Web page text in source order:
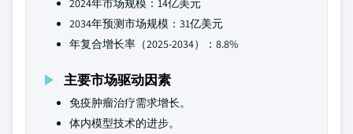
2024年市场规模：14亿美元
2034年预测市场规模：31亿美元
年复合增长率（2025-2034）：8.8%
主要市场驱动因素
免疫肿瘤治疗需求增长。
体内模型技术的进步。